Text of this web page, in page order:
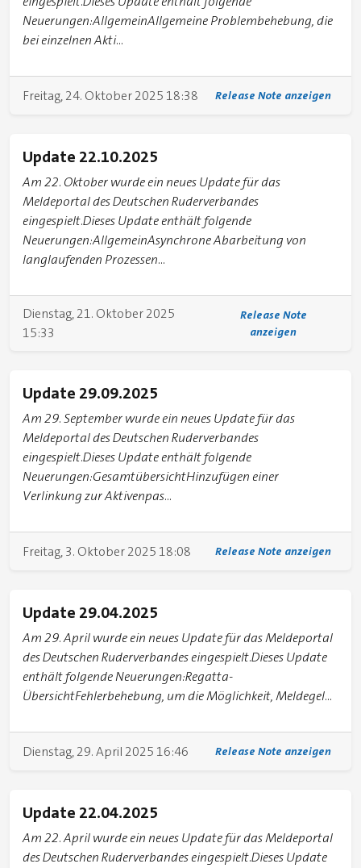
Neuerungen:AllgemeinAllgemeine Problembehebung, die
bei einzelnen Akti...
Freitag, 24. Oktober 2025 18:38 Release Note anzeigen
Update 22.10.2025
Am 22. Oktober wurde ein neues Update für das
Meldeportal des Deutschen Ruderverbandes
eingespielt.Dieses Update enthält folgende
Neuerungen:AllgemeinAsynchrone Abarbeitung von
langlaufenden Prozessen...
Dienstag, 21. Oktober 2025
15:33
Release Note
anzeigen
Update 29.09.2025
Am 29. September wurde ein neues Update für das
Meldeportal des Deutschen Ruderverbandes
eingespielt.Dieses Update enthält folgende
Neuerungen:GesamtübersichtHinzufügen einer
Verlinkung zur Aktivenpas...
Freitag, 3. Oktober 2025 18:08 Release Note anzeigen
Update 29.04.2025
Am 29. April wurde ein neues Update für das Meldeportal
des Deutschen Ruderverbandes eingespielt.Dieses Update
enthält folgende Neuerungen:Regatta-
ÜbersichtFehlerbehebung, um die Möglichkeit, Meldegel...
Dienstag, 29. April 2025 16:46 Release Note anzeigen
Update 22.04.2025
Am 22. April wurde ein neues Update für das Meldeportal
des Deutschen Ruderverbandes eingespielt.Dieses Update